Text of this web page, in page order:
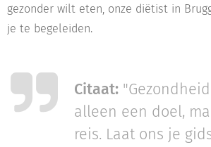
gezonder wilt eten, onze diëtist in
je te begeleiden.
Citaat:
alleen een doel,
reis. Laat ons je